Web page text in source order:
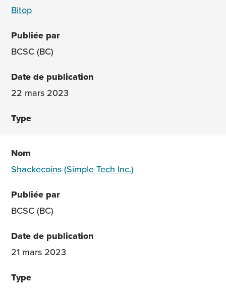
Bitop
BCSC (BC)
22 mars 2023
Shackecoins (Simple Tech Inc.)
BCSC (BC)
21 mars 2023